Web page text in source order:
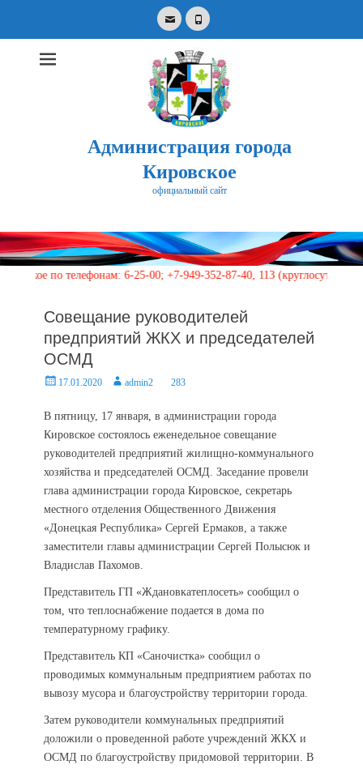
EmailPhone
Администрация города
Кировское
официальный сайт
for:
по телефонам: 6-25-00; +7-949-352-87-40, 113 (круглосуточно)
Совещание руководителей
предприятий ЖКХ и председателей
ОСМД
Posted17.01.2020 Authoradmin2 283
В пятницу, 17 января, в администрации города
Кировское состоялось еженедельное совещание
руководителей предприятий жилищно-коммунального
хозяйства и председателей ОСМД. Заседание провели
глава администрации города Кировское, секретарь
местного отделения Общественного Движения
«Донецкая Республика» Сергей Ермаков, а также
заместители главы администрации Сергей Полысюк и
Владислав Пахомов.
Представитель ГП «Ждановкатеплосеть» сообщил о
том, что теплоснабжение подается в дома по
температурному графику.
Представитель КП «Саночистка» сообщил о
проводимых коммунальным предприятием работах по
вывозу мусора и благоустройству территории города.
Затем руководители коммунальных предприятий
доложили о проведенной работе учреждений ЖКХ и
ОСМД по благоустройству придомовой территории. В